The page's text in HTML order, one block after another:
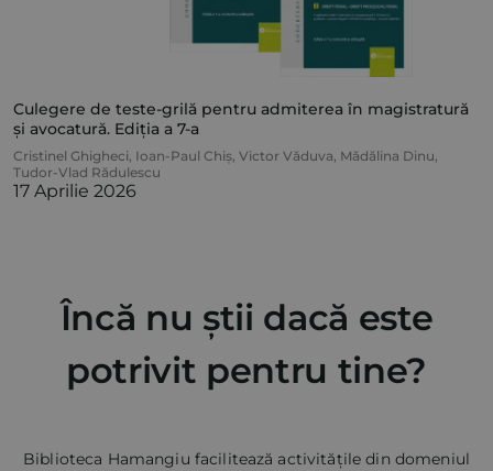
Culegere de teste-grilă pentru admiterea în magistratură
și avocatură. Ediția a 7-a
Cristinel Ghigheci, Ioan-Paul Chiș, Victor Văduva, Mădălina Dinu,
Tudor-Vlad Rădulescu
17 Aprilie 2026
Încă nu știi dacă este
potrivit pentru tine?
Biblioteca Hamangiu facilitează activitățile din domeniul